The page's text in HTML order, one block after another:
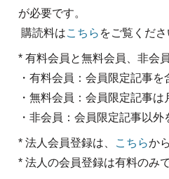
が必要です。
購読料はこちら をご覧くださ
* 有料会員と無料会員、非会
・有料会員：会員限定記事
・無料会員：会員限定記事
・非会員：会員限定記事以外
* 法人会員登録は、 こちらか
* 法人の会員登録は有料のみで